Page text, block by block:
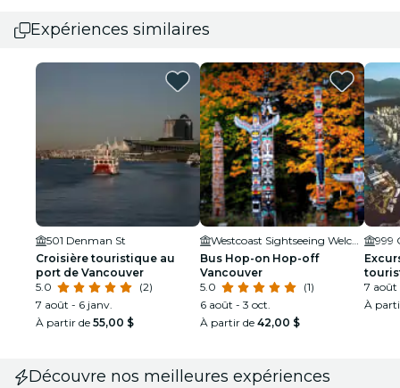
Expériences similaires
501 Denman St
Croisière touristique au
port de Vancouver
5.0
(2)
7 août - 6 janv.
À partir de 55,00 $
Westcoast Sightseeing Welcome Kiosk
Bus Hop-on Hop-off
Vancouver
5.0
(1)
6 août - 3 oct.
À partir de 42,00 $
999
après
en
7 août
À
Découvre nos meilleures expériences